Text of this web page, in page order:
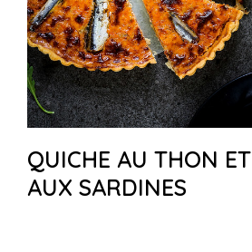
QUICHE AU THON ET
AUX SARDINES